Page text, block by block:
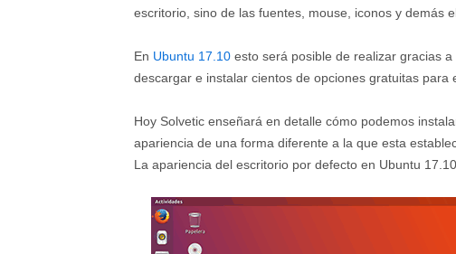
escritorio, sino de las fuentes, mouse, iconos y demás
En Ubuntu 17.10 esto será posible de realizar gracias
descargar e instalar cientos de opciones gratuitas para
Hoy Solvetic enseñará en detalle cómo podemos
apariencia de una forma diferente a la que esta
La apariencia del escritorio por defecto en Ubuntu